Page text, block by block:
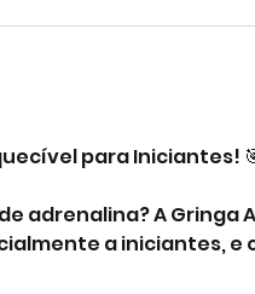
para Iniciantes!
adrenalina? A Gringa
a iniciantes, e